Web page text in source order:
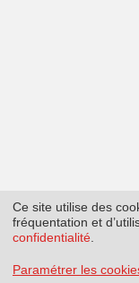
Ce site utilise des
fréquentation et
confidentialité
Paramétrer les